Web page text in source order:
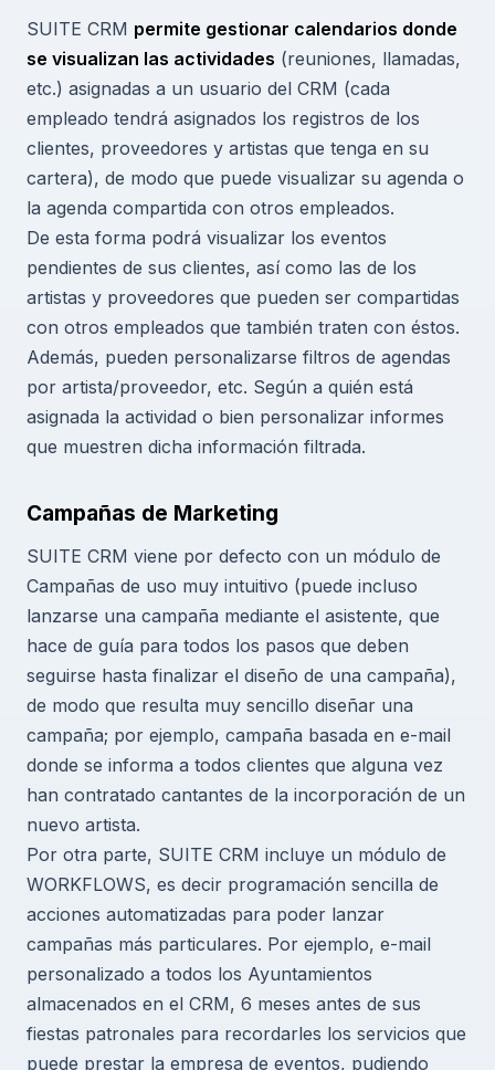
SUITE CRM permite gestionar calendarios donde
se visualizan las actividades (reuniones, llamadas,
etc.) asignadas a un usuario del CRM (cada
empleado tendrá asignados los registros de los
clientes, proveedores y artistas que tenga en su
cartera), de modo que puede visualizar su agenda o
la agenda compartida con otros empleados.
De esta forma podrá visualizar los eventos
pendientes de sus clientes, así como las de los
artistas y proveedores que pueden ser compartidas
con otros empleados que también traten con éstos.
Además, pueden personalizarse filtros de agendas
por artista/proveedor, etc. Según a quién está
asignada la actividad o bien personalizar informes
que muestren dicha información filtrada.
Campañas de Marketing
SUITE CRM viene por defecto con un módulo de
Campañas de uso muy intuitivo (puede incluso
lanzarse una campaña mediante el asistente, que
hace de guía para todos los pasos que deben
seguirse hasta finalizar el diseño de una campaña),
de modo que resulta muy sencillo diseñar una
campaña; por ejemplo, campaña basada en e-mail
donde se informa a todos clientes que alguna vez
han contratado cantantes de la incorporación de un
nuevo artista.
Por otra parte, SUITE CRM incluye un módulo de
WORKFLOWS, es decir programación sencilla de
acciones automatizadas para poder lanzar
campañas más particulares. Por ejemplo, e-mail
personalizado a todos los Ayuntamientos
almacenados en el CRM, 6 meses antes de sus
fiestas patronales para recordarles los servicios que
puede prestar la empresa de eventos, pudiendo